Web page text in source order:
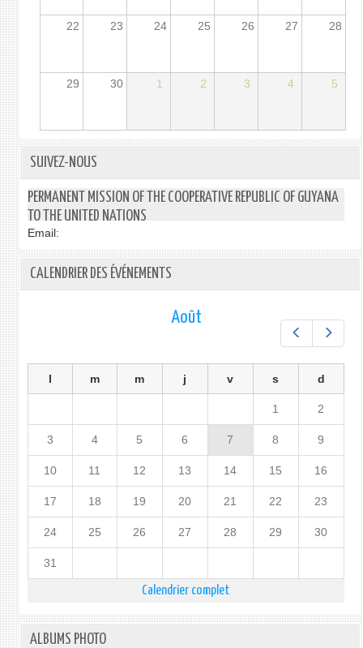
22 23 24 25 26 27 28
29 30 1 2 3 4 5
SUIVEZ-NOUS
PERMANENT MISSION OF THE COOPERATIVE REPUBLIC OF GUYANA
TO THE UNITED NATIONS
Email:
CALENDRIER DES ÉVÉNEMENTS
Préc.
Août
l m m j v s d
1 2
3 4 5 6 7 8 9
10 11 12 13 14 15 16
17 18 19 20 21 22 23
24 25 26 27 28 29 30
31
Calendrier complet
ALBUMS PHOTO